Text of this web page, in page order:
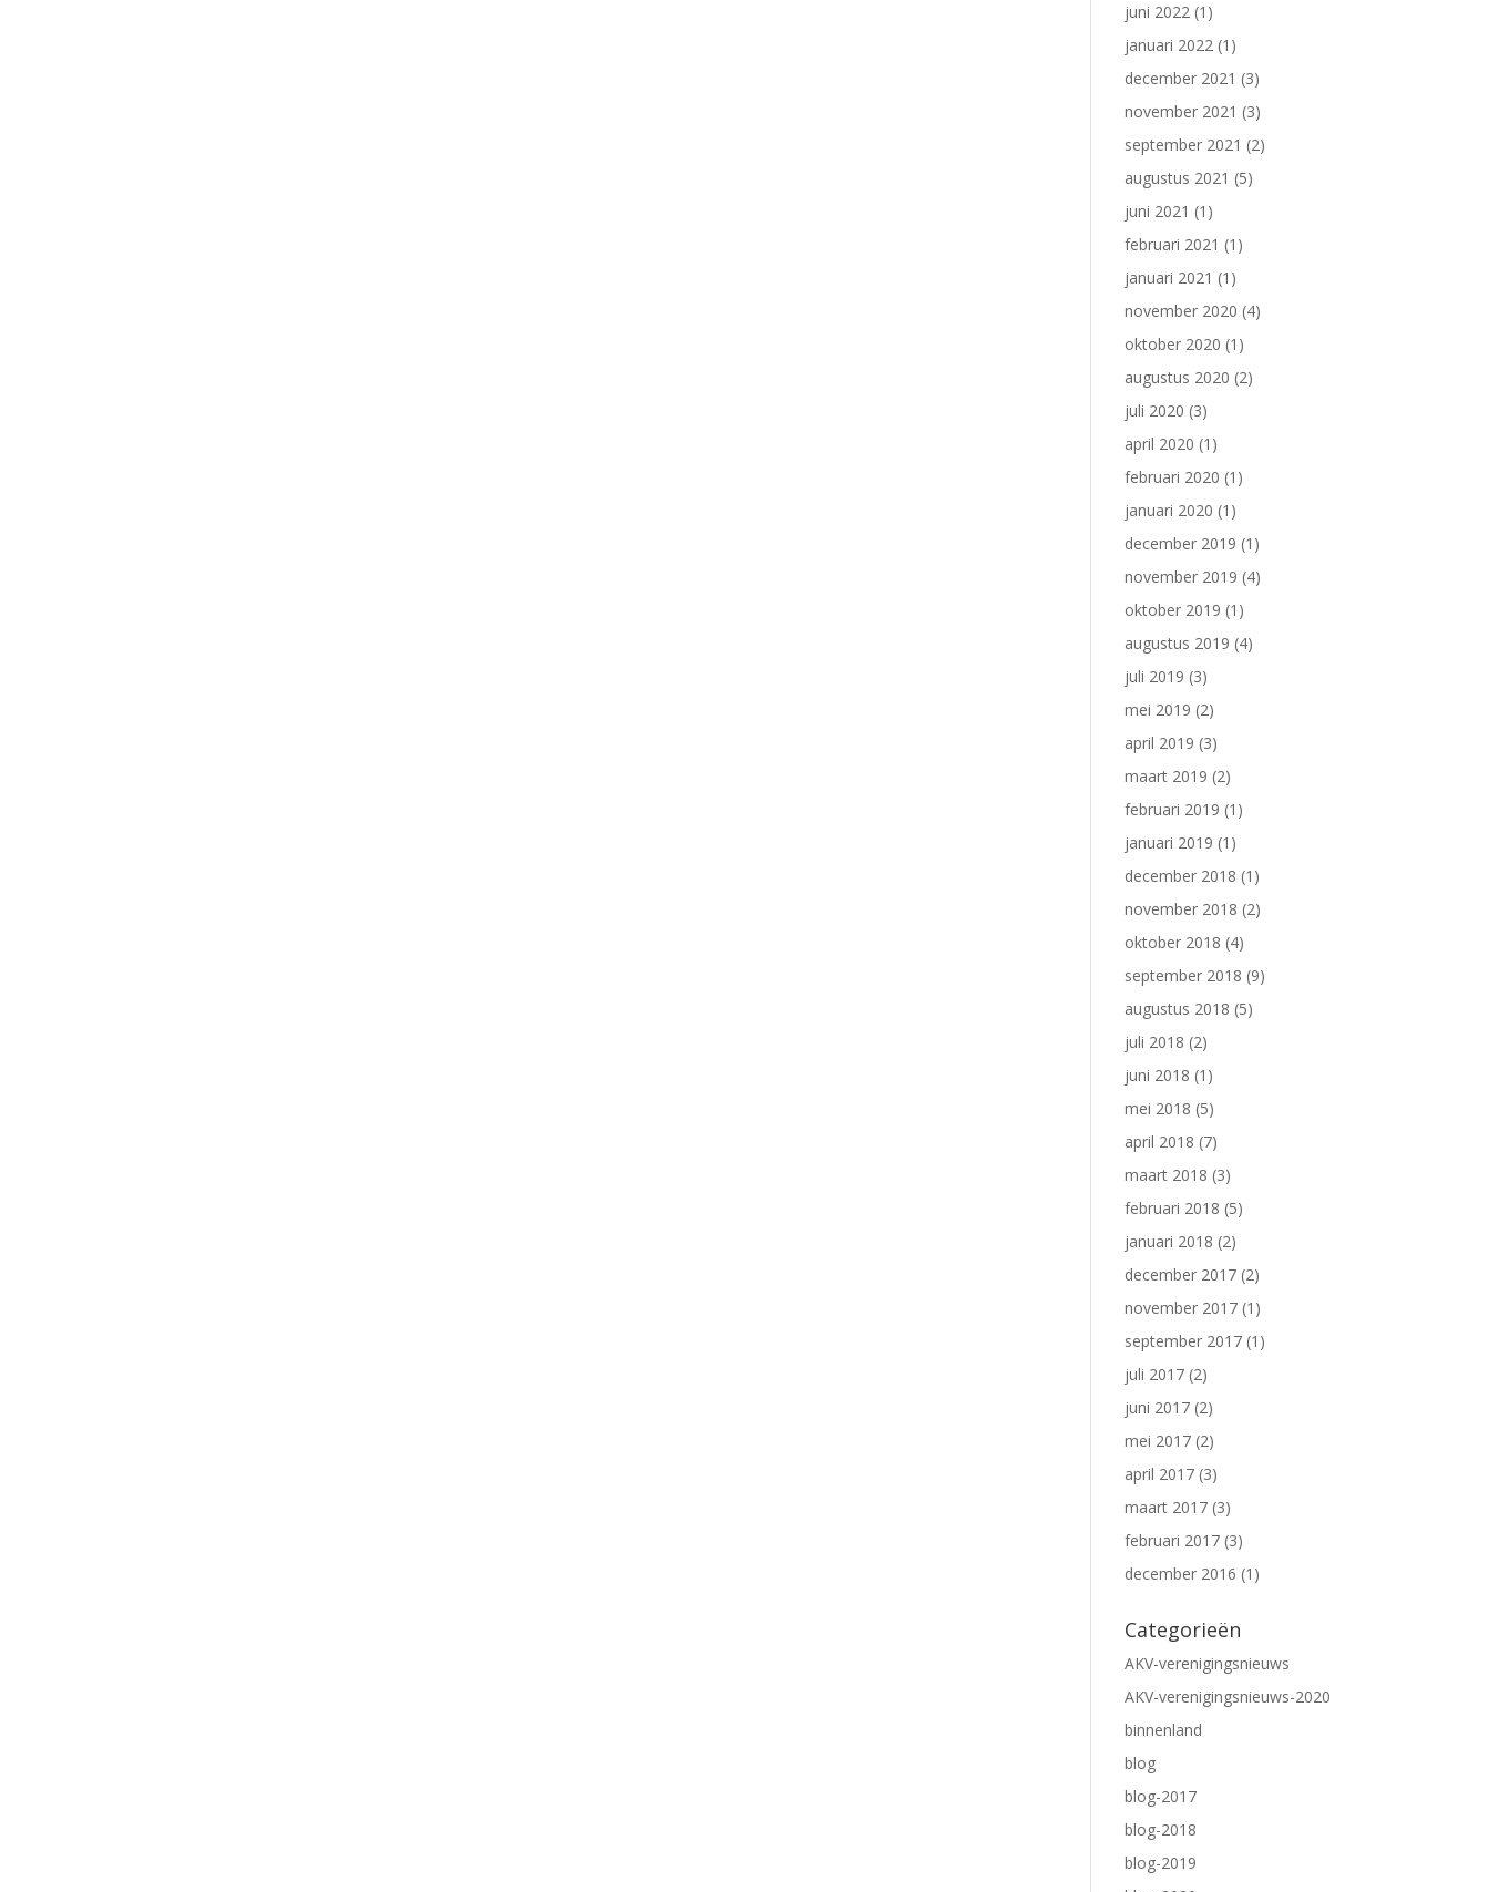
juni 2022 (1)
januari 2022 (1)
december 2021 (3)
november 2021 (3)
september 2021 (2)
augustus 2021 (5)
juni 2021 (1)
februari 2021 (1)
januari 2021 (1)
november 2020 (4)
oktober 2020 (1)
augustus 2020 (2)
juli 2020 (3)
april 2020 (1)
februari 2020 (1)
januari 2020 (1)
december 2019 (1)
november 2019 (4)
oktober 2019 (1)
augustus 2019 (4)
juli 2019 (3)
mei 2019 (2)
april 2019 (3)
maart 2019 (2)
februari 2019 (1)
januari 2019 (1)
december 2018 (1)
november 2018 (2)
oktober 2018 (4)
september 2018 (9)
augustus 2018 (5)
juli 2018 (2)
juni 2018 (1)
mei 2018 (5)
april 2018 (7)
maart 2018 (3)
februari 2018 (5)
januari 2018 (2)
december 2017 (2)
november 2017 (1)
september 2017 (1)
juli 2017 (2)
juni 2017 (2)
mei 2017 (2)
april 2017 (3)
maart 2017 (3)
februari 2017 (3)
december 2016 (1)
Categorieën
AKV-verenigingsnieuws
AKV-verenigingsnieuws-2020
binnenland
blog
blog-2017
blog-2018
blog-2019